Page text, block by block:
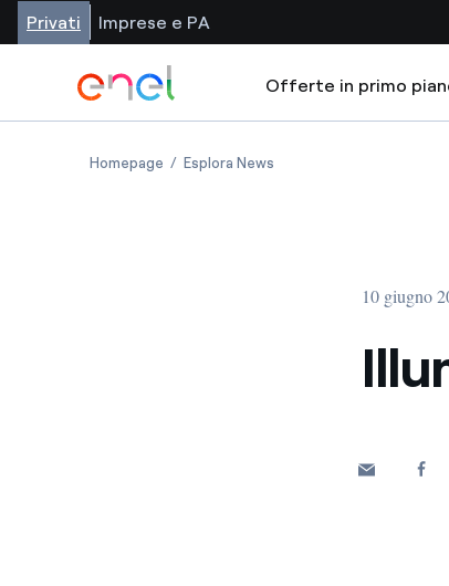
Privati Imprese e PA
Offerte in primo
Homepage Esplora News
10 giugno